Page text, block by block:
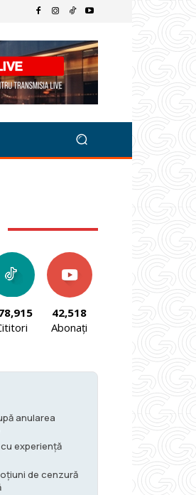
42,518
Abonați
anularea
experiență
de cenzură